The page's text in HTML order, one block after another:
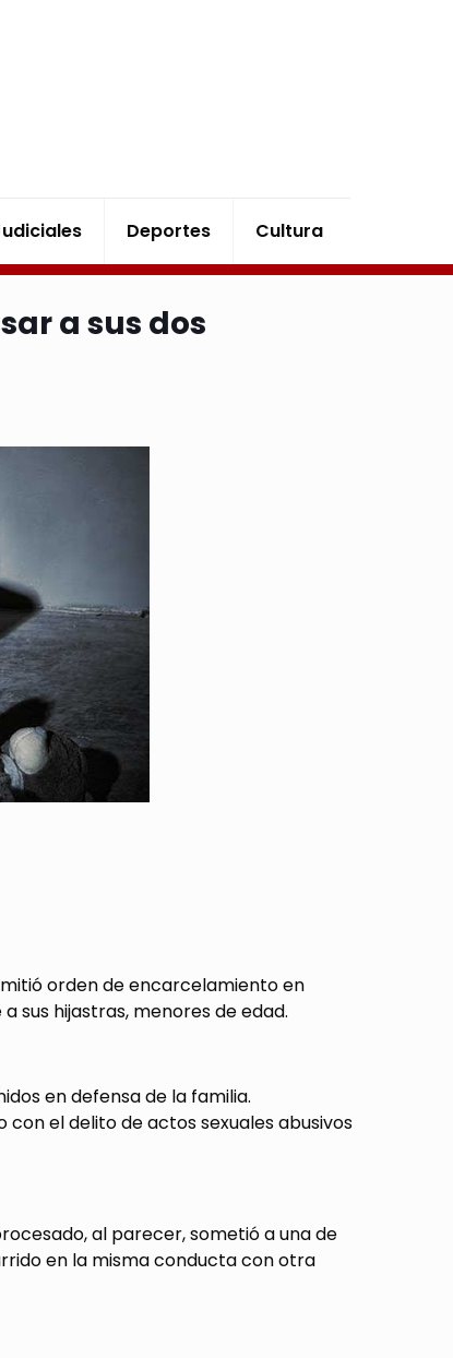
Deportes Cultura
a sus dos
orden de encarcelamiento en
sus hijastras, menores de edad.
en defensa de la familia.
el delito de actos sexuales abusivos
al parecer, sometió a una de
en la misma conducta con otra